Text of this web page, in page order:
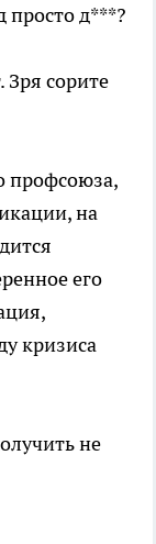
просто д***?
сорите
профсоюза,
на
его
кризиса
не